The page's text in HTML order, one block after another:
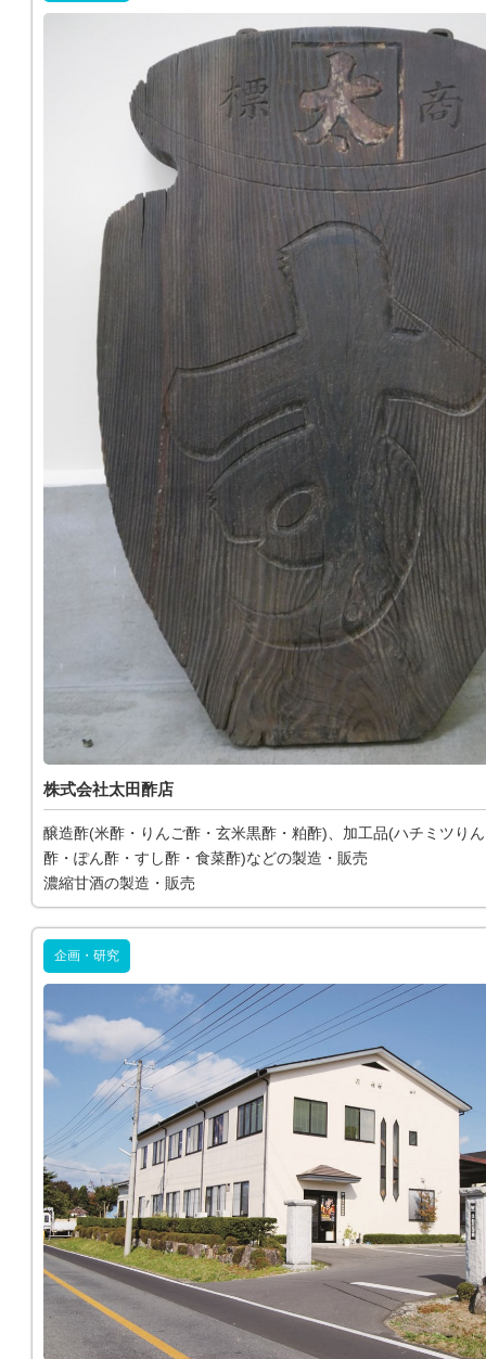
株式会社太田酢店
醸造酢(米酢・りんご酢・玄米黒酢・粕酢)、加工品(ハチミツり
酢・ぽん酢・すし酢・食菜酢)などの製造・販売
濃縮甘酒の製造・販売
企画・研究